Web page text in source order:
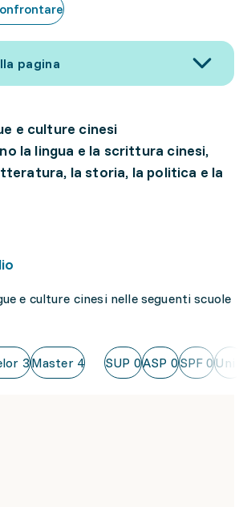
pagina
e culture cinesi
la lingua e la scrittura cinesi,
la storia, la politica e la
e culture cinesi nelle seguenti scuole
3Master4 SUP 0ASP 0SPF 0Uni